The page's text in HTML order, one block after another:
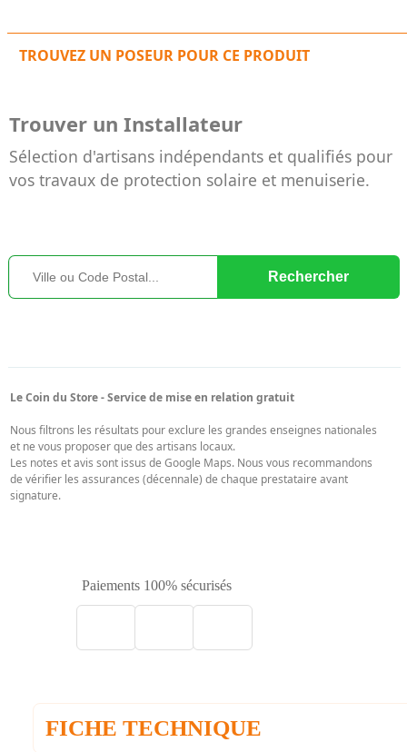
TROUVEZ UN POSEUR POUR CE PRODUIT
Paiements 100% sécurisés
FICHE TECHNIQUE